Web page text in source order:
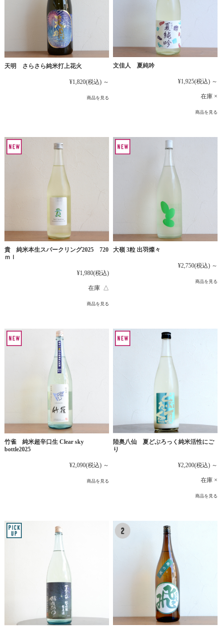
天明 さらさら純米打上花火
¥1,820(税込) ～
商品を見る
文佳人 夏純吟
¥1,925(税込) ～
在庫 ×
商品を見る
貴 純米本生スパークリング2025 720
ｍｌ
¥1,980(税込)
在庫 △
商品を見る
大嶺 3粒 出羽燦々
¥2,750(税込) ～
商品を見る
竹雀 純米超辛口生 Clear sky
bottle2025
¥2,090(税込) ～
商品を見る
陸奥八仙 夏どぶろっく純米活性にご
り
¥2,200(税込) ～
在庫 ×
商品を見る